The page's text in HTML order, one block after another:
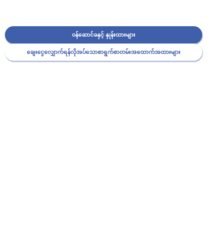
ဝန်ဆောင်ခနှင့် နှုန်းထားများ
ချေးငွေလျှောက်ရန်လိုအပ်သောစာရွက်စာတမ်းအထောက်အထားများ